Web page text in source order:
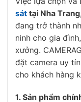
sát tại Nha
đang trở thành
ninh cho gia
xưởng.
đặt camera uy
cho khách hàng
1. Sản phẩm